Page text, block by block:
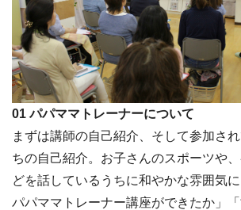
01 パパママトレーナーについて
まずは講師の自己紹介、そして参加さ
ちの自己紹介。お子さんのスポーツや
どを話しているうちに和やかな雰囲気
パパママトレーナー講座ができたか」